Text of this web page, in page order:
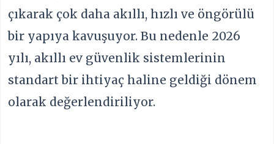
çıkarak çok daha akıllı, hızlı ve öngörülü
bir yapıya kavuşuyor. Bu nedenle 2026
yılı, akıllı ev güvenlik sistemlerinin
standart bir ihtiyaç haline geldiği dönem
olarak değerlendiriliyor.